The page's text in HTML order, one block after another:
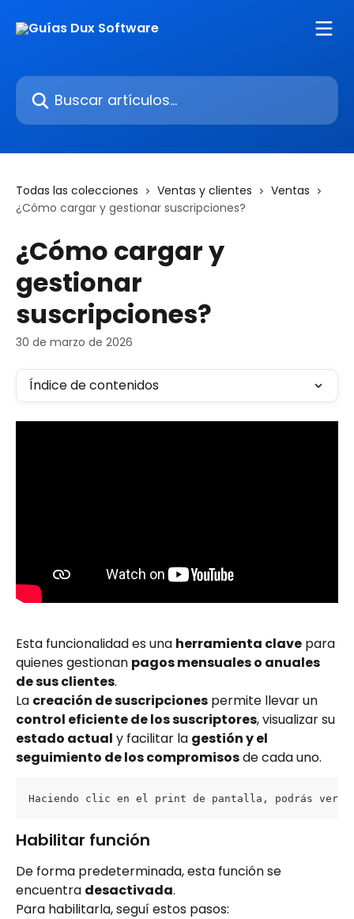
Buscar artículos...
Todas las colecciones Ventas y clientes
Ventas
¿Cómo cargar y gestionar suscripciones?
¿Cómo cargar y
gestionar
suscripciones?
30 de marzo de 2026
Índice de contenidos
Esta funcionalidad es una herramienta clave para
quienes gestionan pagos mensuales o anuales
de sus clientes.
La creación de suscripciones permite llevar un
control eficiente de los suscriptores, visualizar su
estado actual y facilitar la gestión y el
seguimiento de los compromisos de cada uno.
Haciendo clic en el print de pantalla, podrás ver la
Habilitar función
De forma predeterminada, esta función se
encuentra desactivada.
Para habilitarla, seguí estos pasos: